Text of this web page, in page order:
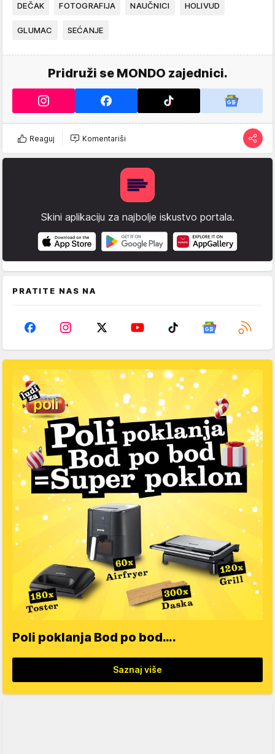
DEČAK FOTOGRAFIJA NAUČNICI HOLIVUD
GLUMAC SEĆANJE
Pridruži se MONDO zajednici.
Reaguj Komentariši
Skini aplikaciju za najbolje iskustvo portala.
PRATITE NAS NA
Poli poklanja Bod po bod….
Saznaj više